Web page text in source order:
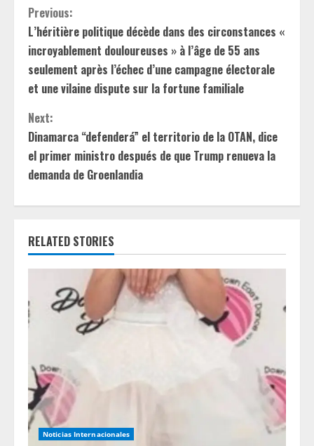
C
o
n
t
i
n
R
a
i
n
g
Previous:
L’héritière politique décède dans des circonstances «
incroyablement douloureuses » à l’âge de 55 ans
seulement après l’échec d’une campagne électorale
et une vilaine dispute sur la fortune familiale
Next:
Dinamarca “defenderá” el territorio de la OTAN, dice
el primer ministro después de que Trump renueva la
demanda de Groenlandia
RELATED STORIES
Noticias Internacionales